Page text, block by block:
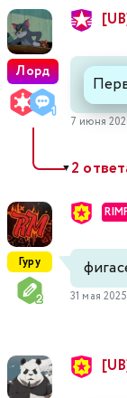
Лорд
7 июня
▼2
Гуру
31 мая